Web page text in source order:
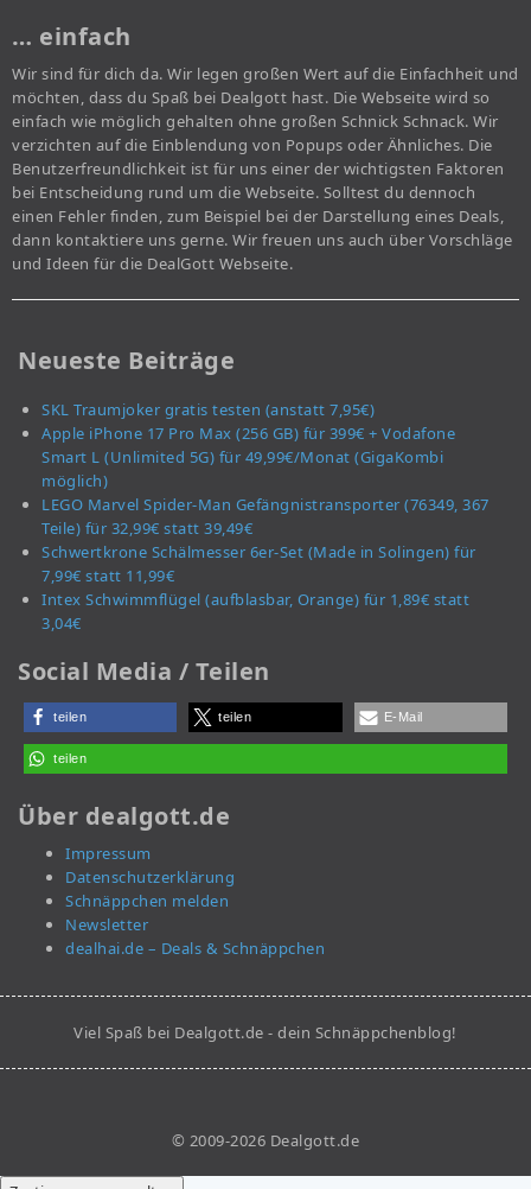
… einfach
Wir sind für dich da. Wir legen großen Wert auf die Einfachheit und
möchten, dass du Spaß bei Dealgott hast. Die Webseite wird so
einfach wie möglich gehalten ohne großen Schnick Schnack. Wir
verzichten auf die Einblendung von Popups oder Ähnliches. Die
Benutzerfreundlichkeit ist für uns einer der wichtigsten Faktoren
bei Entscheidung rund um die Webseite. Solltest du dennoch
einen Fehler finden, zum Beispiel bei der Darstellung eines Deals,
dann kontaktiere uns gerne. Wir freuen uns auch über Vorschläge
und Ideen für die DealGott Webseite.
Neueste Beiträge
SKL Traumjoker gratis testen (anstatt 7,95€)
Apple iPhone 17 Pro Max (256 GB) für 399€ + Vodafone
Smart L (Unlimited 5G) für 49,99€/Monat (GigaKombi
möglich)
LEGO Marvel Spider-Man Gefängnistransporter (76349, 367
Teile) für 32,99€ statt 39,49€
Schwertkrone Schälmesser 6er-Set (Made in Solingen) für
7,99€ statt 11,99€
Intex Schwimmflügel (aufblasbar, Orange) für 1,89€ statt
3,04€
Social Media / Teilen
teilen teilen E-Mail
teilen
Über dealgott.de
Impressum
Datenschutzerklärung
Schnäppchen melden
Newsletter
dealhai.de – Deals & Schnäppchen
Viel Spaß bei Dealgott.de - dein Schnäppchenblog!
© 2009-2026 Dealgott.de